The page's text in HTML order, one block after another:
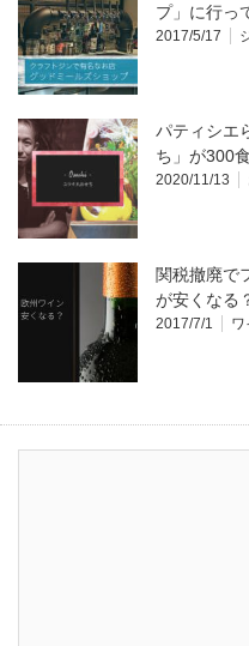
プ」に行っ
2017/5/17
パティシエ
ち」が300
2020/11/13
関税撤廃で
が安くなる
2017/7/1 ワ